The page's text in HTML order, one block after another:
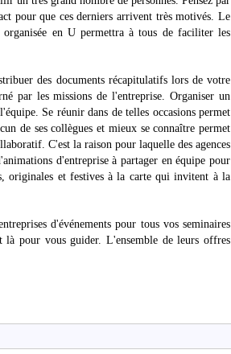
pour que ces derniers arrivent très motivés. Le
en U permettra à tous de faciliter les
des documents récapitulatifs lors de votre
par les missions de l'entreprise. Organiser un
Se réunir dans de telles occasions permet
de ses collègues et mieux se connaître permet
C'est la raison pour laquelle des agences
d'entreprise à partager en équipe pour
originales et festives à la carte qui invitent à la
d'événements pour tous vos seminaires
là pour vous guider. L'ensemble de leurs offres